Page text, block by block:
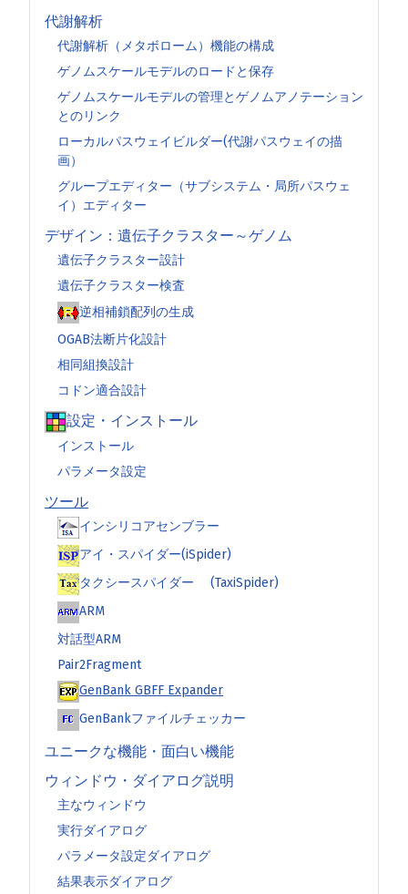
代謝解析
代謝解析（メタボローム）機能の構成
ゲノムスケールモデルのロードと保存
ゲノムスケールモデルの管理とゲノムアノテーション
とのリンク
ローカルパスウェイビルダー(代謝パスウェイの描
画）
グループエディター（サブシステム・局所パスウェ
イ）エディター
デザイン：遺伝子クラスター～ゲノム
遺伝子クラスター設計
遺伝子クラスター検査
逆相補鎖配列の生成
OGAB法断片化設計
相同組換設計
コドン適合設計
設定・インストール
インストール
パラメータ設定
ツール
インシリコアセンブラー
アイ・スパイダー(iSpider)
タクシースパイダー (TaxiSpider)
ARM
対話型ARM
Pair2Fragment
GenBank GBFF Expander
GenBankファイルチェッカー
ユニークな機能・面白い機能
ウィンドウ・ダイアログ説明
主なウィンドウ
実行ダイアログ
パラメータ設定ダイアログ
結果表示ダイアログ